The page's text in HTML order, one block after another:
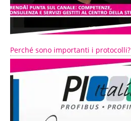
Perché sono importanti i protocolli?